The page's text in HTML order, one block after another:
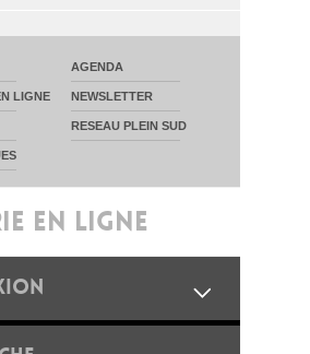
AGENDA
LIGNE NEWSLETTER
RESEAU PLEIN SUD
EN LIGNE